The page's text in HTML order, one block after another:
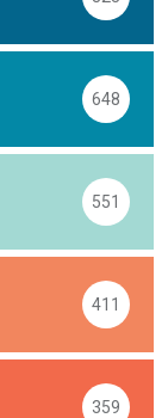
648
551
411
359